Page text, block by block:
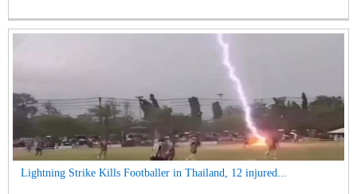
Lightning Strike Kills Footballer in Thailand, 12 injured...